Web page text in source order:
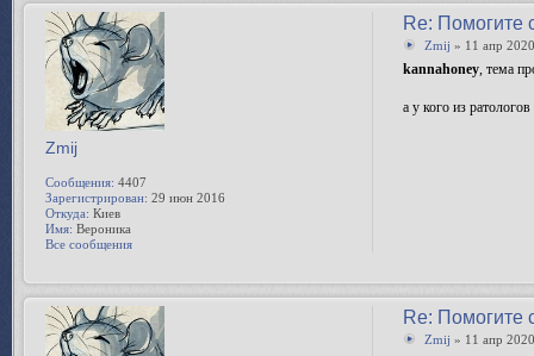
Re: Помогите
Zmij » 11 апр
kannahoney, тема
а у кого из
Zmij
Сообщения: 4407
Зарегистрирован: 29 июн 2016
Откуда: Киев
Имя: Вероника
Все сообщения
Re: Помогите
Zmij » 11 апр